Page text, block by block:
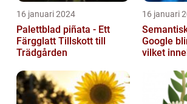
16 januari 2024
Palettblad piñata - Ett
Färgglatt Tillskott till
Trädgården
16 januari
Google
vilket
att fö...